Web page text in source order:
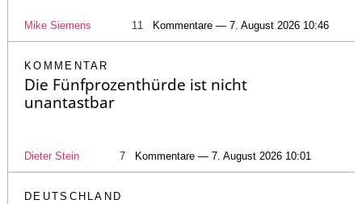
Mike Siemens 11 Kommentare — 7. August 2026 10:46
KOMMENTAR
Die Fünfprozenthürde ist nicht
unantastbar
Dieter Stein 7 Kommentare — 7. August 2026 10:01
DEUTSCHLAND